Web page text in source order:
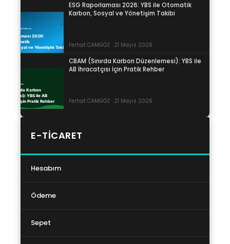
ESG Raporlaması 2026: YBS ile Otomatik
Karbon, Sosyal ve Yönetişim Takibi
Ferhat CAMGÖZ · 21 Mayıs 2026
CBAM (Sınırda Karbon Düzenlemesi): YBS ile
AB İhracatçısı İçin Pratik Rehber
Ferhat CAMGÖZ · 21 Mayıs 2026
E-TICARET
Hesabım
Ödeme
Sepet